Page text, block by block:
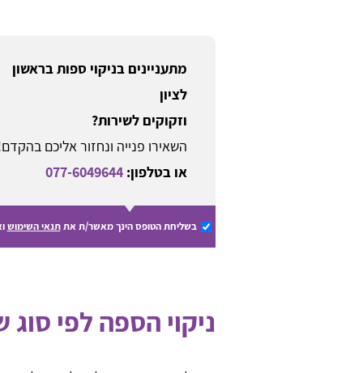
מתעניינים בניקוי ספות בראשון
לציון
וזקוקים לשירות?
השאירו פנייה ונחזור אליכם
או בטלפון:077-6049644
בשליחת הטופס הינך מאשר/ת אתתנאי השימוש
ניקוי הספה לפי סוג